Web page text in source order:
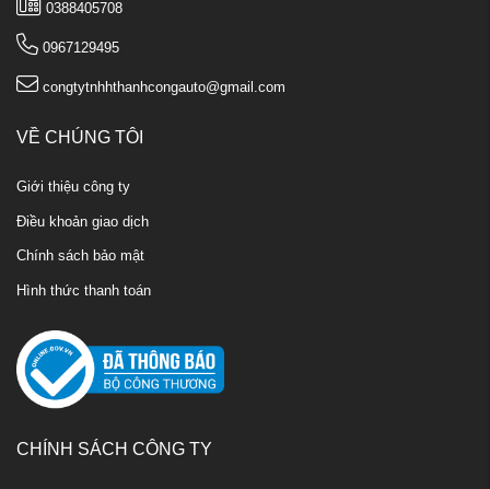
0388405708
0967129495
congtytnhhthanhcongauto@gmail.com
VỀ CHÚNG TÔI
Giới thiệu công ty
Điều khoản giao dịch
Chính sách bảo mật
Hình thức thanh toán
CHÍNH SÁCH CÔNG TY